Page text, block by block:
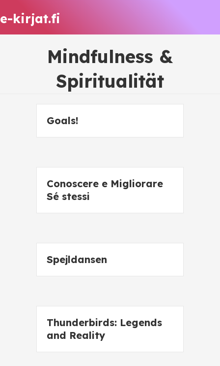
e-kirjat.fi
Mindfulness &
Spiritualität
Goals!
Conoscere e Migliorare
Sé stessi
Spejldansen
Thunderbirds: Legends
and Reality